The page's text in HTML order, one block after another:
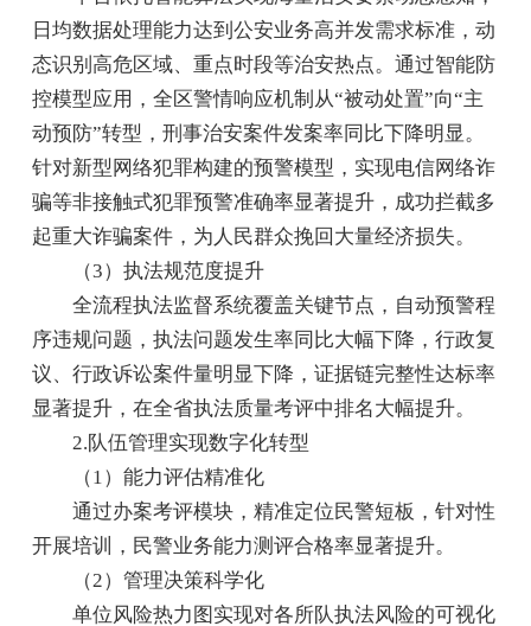
日均数据处理能力达到公安业务高并发需求标准，动
态识别高危区域、重点时段等治安热点。通过智能防
控模型应用，全区警情响应机制从“被动处置”向“主
动预防”转型，刑事治安案件发案率同比下降明显。
针对新型网络犯罪构建的预警模型，实现电信网络诈
骗等非接触式犯罪预警准确率显著提升，成功拦截多
起重大诈骗案件，为人民群众挽回大量经济损失。
（3）执法规范度提升
全流程执法监督系统覆盖关键节点，自动预警程
序违规问题，执法问题发生率同比大幅下降，行政复
议、行政诉讼案件量明显下降，证据链完整性达标率
显著提升，在全省执法质量考评中排名大幅提升。
2.队伍管理实现数字化转型
（1）能力评估精准化
通过办案考评模块，精准定位民警短板，针对性
开展培训，民警业务能力测评合格率显著提升。
（2）管理决策科学化
单位风险热力图实现对各所队执法风险的可视化